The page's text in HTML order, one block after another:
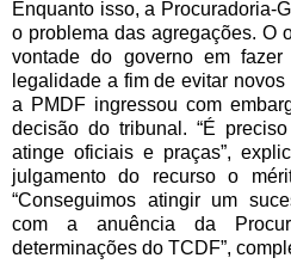
Enquanto isso, a Procuradoria-
o problema das agregações. O
vontade do governo em
legalidade a fim de evitar
a PMDF ingressou com
decisão do tribunal. “É
atinge oficiais e praças”,
julgamento do recurso o
“Conseguimos atingir um
com a anuência da
determinações do TCDF”,